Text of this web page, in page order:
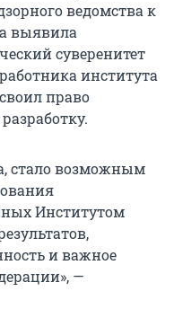
ведомства к
выявила
суверенитет
института
право
стало возможным
Институтом
и важное
—